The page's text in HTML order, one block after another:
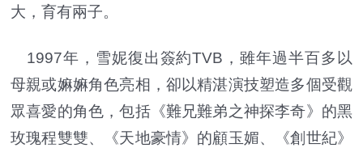
大，育有兩子。
1997年，雪妮復出簽約TVB，雖年過半百多以
母親或嫲嫲角色亮相，卻以精湛演技塑造多個受觀
眾喜愛的角色，包括《難兄難弟之神探李奇》的黑
玫瑰程雙雙、《天地豪情》的顧玉媚、《創世紀》